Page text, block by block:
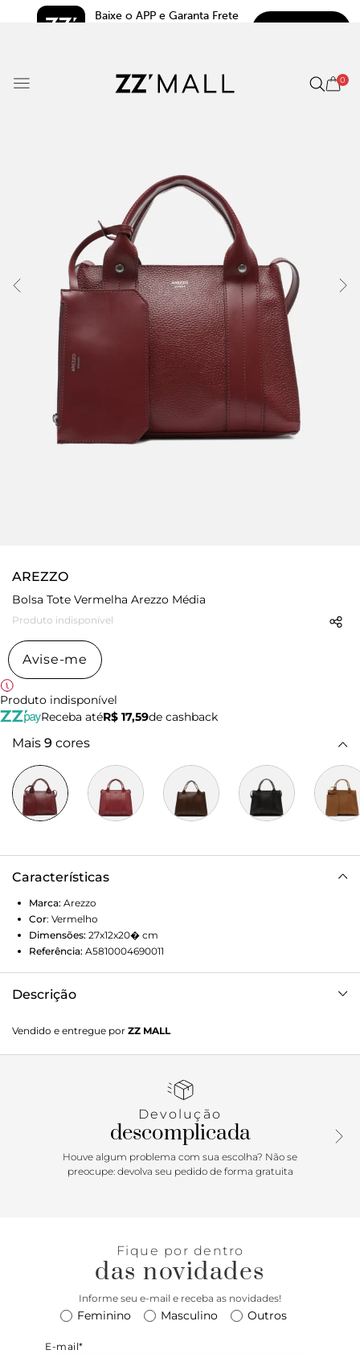
Baixe o APP e Garanta Frete
0
AREZZO
Bolsa Tote Vermelha Arezzo Média
Produto indisponível
Avise-me
Produto indisponível
Receba atéR$ 17,59de cashback
Mais 9 cores
Características
Marca: Arezzo
Cor: Vermelho
Dimensões: 27x12x20� cm
Referência: A5810004690011
Descrição
fechamento com zíper e opção de segunda alça longa. Traz
detalhes de a fio contrastando com a cor da bolsa e
Vendido e entregue por ZZ MALL
Devolução
descomplicada
Houve algum problema com sua escolha? Não se
preocupe: devolva seu pedido de forma gratuita
Fique por dentro
das novidades
Informe seu e-mail e receba as novidades!
Feminino Masculino Outros
E-mail*